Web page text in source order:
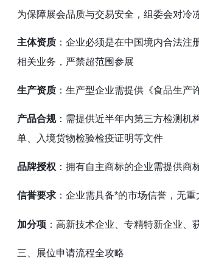
为保障展会品质与交易安全，组委会对冷
主体资质 ：企业必须是在中国境内合法
相关业务，严禁超范围参展
生产资质 ：生产型企业需提供《食品生产
产品合规：需提供近半年内第三方检测机
单、入境货物检验检疫证明等文件
品牌授权 ：拥有自主商标的企业需提供
信誉要求 ：企业需具备*的市场信誉，无
加分项 ：高新技术企业、专精特新企业、
三、展位申请流程全攻略